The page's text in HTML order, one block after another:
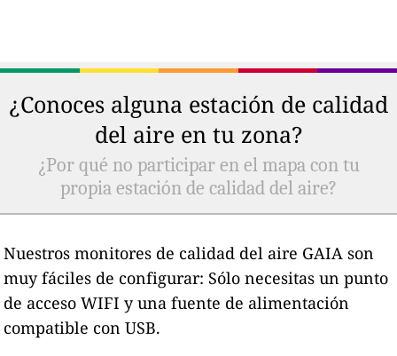
¿Conoces alguna estación de calidad
del aire en tu zona?
¿Por qué no participar en el mapa con tu
propia estación de calidad del aire?
Nuestros monitores de calidad del aire GAIA son
muy fáciles de configurar: Sólo necesitas un punto
de acceso WIFI y una fuente de alimentación
compatible con USB.